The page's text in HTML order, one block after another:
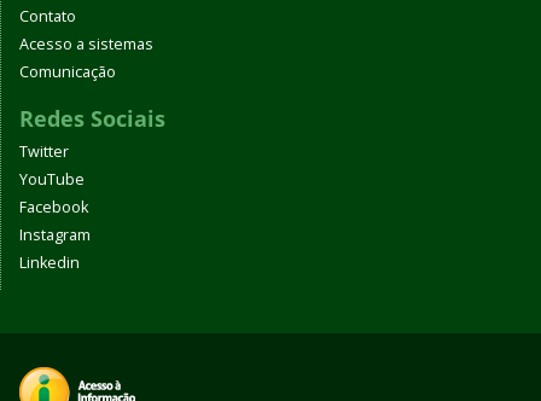
Contato
Acesso a sistemas
Comunicação
Redes Sociais
Twitter
YouTube
Facebook
Instagram
Linkedin